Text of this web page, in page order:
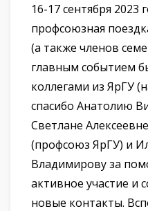
16-17 сентября 2023
профсоюзная
(а также членов
главным событием
коллегами из ЯрГУ
спасибо Анатолию
Светлане
(профсоюз ЯрГУ) и
Владимирову за
активное участие и
новые контакты.